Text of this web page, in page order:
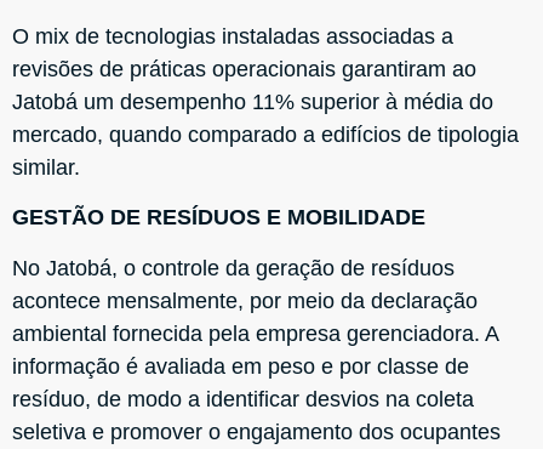
O mix de tecnologias instaladas associadas a
revisões de práticas operacionais garantiram ao
Jatobá um desempenho 11% superior à média do
mercado, quando comparado a edifícios de tipologia
similar.
GESTÃO DE RESÍDUOS E MOBILIDADE
No Jatobá, o controle da geração de resíduos
acontece mensalmente, por meio da declaração
ambiental fornecida pela empresa gerenciadora. A
informação é avaliada em peso e por classe de
resíduo, de modo a identificar desvios na coleta
seletiva e promover o engajamento dos ocupantes